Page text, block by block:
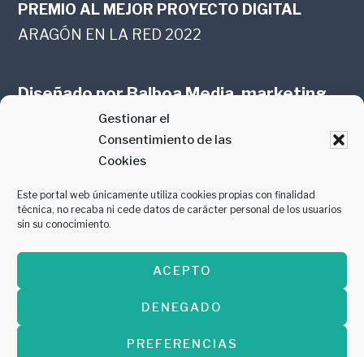
Gestionar el
Consentimiento de las
Cookies
Este portal web únicamente utiliza cookies propias con finalidad
técnica, no recaba ni cede datos de carácter personal de los usuarios
sin su conocimiento.
ACEPTO
DENEGADO
PREFERENCIAS
PREMIO AL MEJOR PROYECTO DIGITAL
ARAGÓN EN LA RED 2022
Diseñado porBalboa Media, marketing
online en Zaragoza
PREMIO AL MEJOR CONTENIDO
GASTROMANÍA 2018